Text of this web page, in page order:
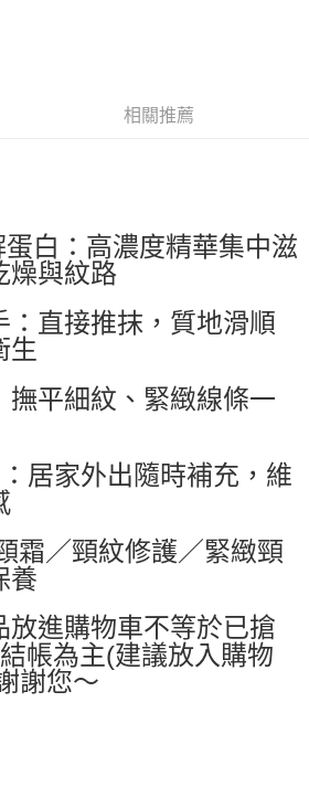
以上)免運費
以上)免運費
以上)免運費
查看運費
相關推薦
蛋白：高濃度精華集中滋
燥與紋路
：直接推抹，質地滑順
生
撫平細紋、緊緻線條一
居家外出隨時補充，維
霜／頸紋修護／緊緻頸
養
放進購物車不等於已搶
帳為主(建議放入購物
謝您～